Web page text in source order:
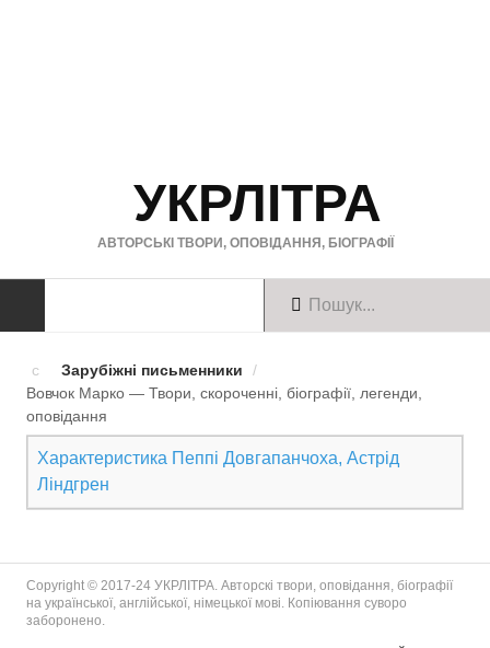
УКРЛІТРА
АВТОРСЬКІ ТВОРИ, ОПОВІДАННЯ, БІОГРАФІЇ
Твори українською
Твори англійською
Твори німецькою
Українські письменники
Зарубіжні письменники
/
Вовчок Марко — Твори, скороченні, біографії, легенди,
оповiдання
Характеристика Пеппі Довгапанчоха, Астрід
Ліндгрен
Copyright © 2017-24 УКРЛІТРА. Авторскі твори, оповідання, біографії
на української, англійської, німецької мові. Копіювання суворо
заборонено.